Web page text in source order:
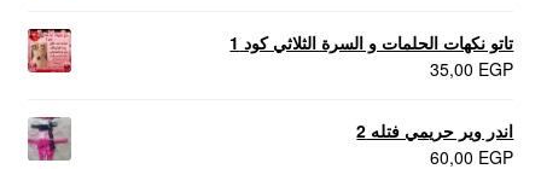
تاتو نكهات الحلمات و السرة الثلاثي كود 1
35,00 EGP
اندر وير حريمي فتله 2
60,00 EGP